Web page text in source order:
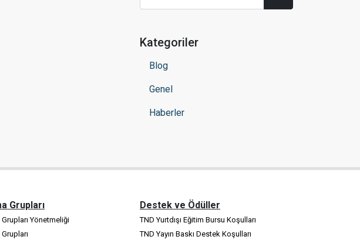
Kategoriler
Blog
Genel
Haberler
Grupları
Grupları Yönetmeliği
Destek ve Ödüller
TND Yurtdışı Eğitim Bursu Koşulları
TND Yayın Baskı Destek Koşulları